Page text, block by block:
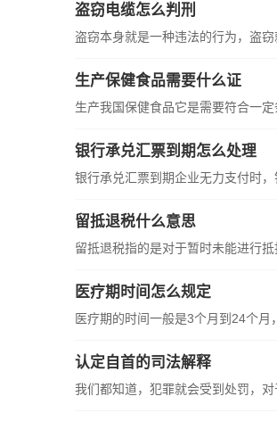
盗窃电缆怎么判刑
盗窃本身就是一种违法的行为，盗
生产保健食品需要什么证
生产我国保健食品它是需要符合一
银行承兑汇票到期怎么处理
银行承兑汇票到期企业无力支付时
留抵退税什么意思
留抵退税指的是对于暂时未能进行
医疗期时间怎么规定
医疗期的时间一般是3个月到24个
认定自首的司法解释
我们都知道，犯罪就会受到处罚，